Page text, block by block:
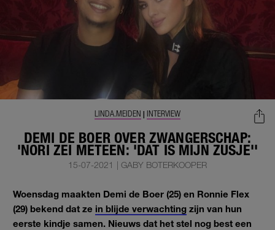
DEMI DE BOER OVER ZWANGERSCHAP:
'NORI ZEI METEEN: 'DAT IS MIJN ZUSJE''
LINDA.MEIDEN | INTERVIEW
15-07-2021 | GABY BOTERKOOPER
Woensdag maakten Demi de Boer (25) en Ronnie Flex
(29) bekend dat ze in blijde verwachting zijn van hun
eerste kindje samen. Nieuws dat het stel nog best een